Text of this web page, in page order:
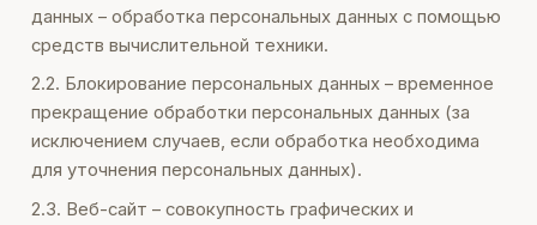
данных – обработка персональных данных с помощью
средств вычислительной техники.
2.2. Блокирование персональных данных – временное
прекращение обработки персональных данных (за
исключением случаев, если обработка необходима
для уточнения персональных данных).
2.3. Веб-сайт – совокупность графических и